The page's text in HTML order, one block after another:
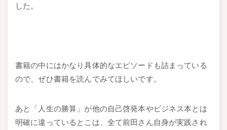
した。
書籍の中にはかなり具体的なエピソードも詰まっている
ので、ぜひ書籍を読んでみてほしいです。
あと「人生の勝算」が他の自己啓発本やビジネス本とは
明確に違っているとこは、全て前田さん自身が実践され